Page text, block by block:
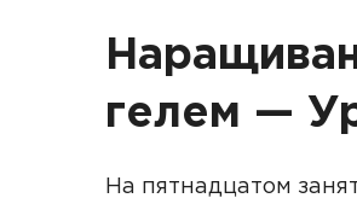
гелем —
На пятнадцатом